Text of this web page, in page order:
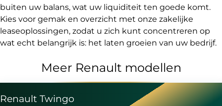
buiten uw balans, wat uw liquiditeit ten goede komt.
Kies voor gemak en overzicht met onze zakelijke
leaseoplossingen, zodat u zich kunt concentreren op
wat echt belangrijk is: het laten groeien van uw bedrijf.
Meer Renault modellen
Renault Twingo